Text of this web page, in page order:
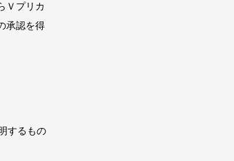
Ｖプリカ
承認を得
するもの